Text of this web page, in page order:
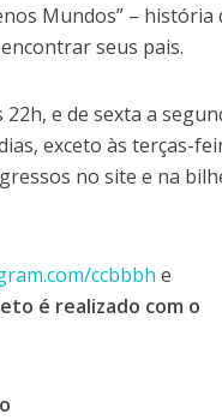
Mundos” – história
seus pais.
e de sexta a
exceto às terças-
no site e na
ccbbbh e
é realizado com o